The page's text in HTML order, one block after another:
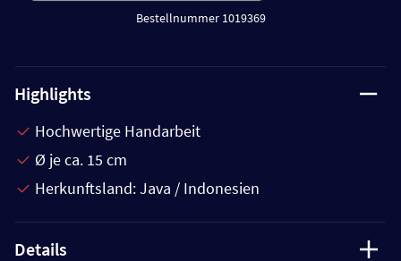
Bestellnummer 1019369
Highlights
Hochwertige Handarbeit
Ø je ca. 15 cm
Herkunftsland: Java / Indonesien
Details